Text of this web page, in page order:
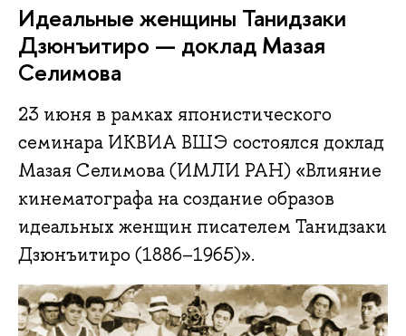
Идеальные женщины Танидзаки
Дзюнъитиро — доклад Мазая
Селимова
23 июня в рамках японистического
семинара ИКВИА ВШЭ состоялся доклад
Мазая Селимова (ИМЛИ РАН) «Влияние
кинематографа на создание образов
идеальных женщин писателем Танидзаки
Дзюнъитиро (1886–1965)».